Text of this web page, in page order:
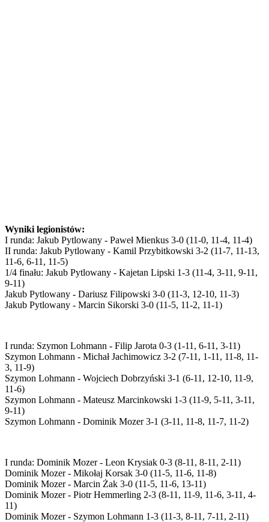
Wyniki legionistów:
I runda: Jakub Pytlowany - Paweł Mienkus 3-0 (11-0, 11-4, 11-4)
II runda: Jakub Pytlowany - Kamil Przybitkowski 3-2 (11-7, 11-13,
11-6, 6-11, 11-5)
1/4 finału: Jakub Pytlowany - Kajetan Lipski 1-3 (11-4, 3-11, 9-11,
9-11)
Jakub Pytlowany - Dariusz Filipowski 3-0 (11-3, 12-10, 11-3)
Jakub Pytlowany - Marcin Sikorski 3-0 (11-5, 11-2, 11-1)
I runda: Szymon Lohmann - Filip Jarota 0-3 (1-11, 6-11, 3-11)
Szymon Lohmann - Michał Jachimowicz 3-2 (7-11, 1-11, 11-8, 11-
3, 11-9)
Szymon Lohmann - Wojciech Dobrzyński 3-1 (6-11, 12-10, 11-9,
11-6)
Szymon Lohmann - Mateusz Marcinkowski 1-3 (11-9, 5-11, 3-11,
9-11)
Szymon Lohmann - Dominik Mozer 3-1 (3-11, 11-8, 11-7, 11-2)
I runda: Dominik Mozer - Leon Krysiak 0-3 (8-11, 8-11, 2-11)
Dominik Mozer - Mikołaj Korsak 3-0 (11-5, 11-6, 11-8)
Dominik Mozer - Marcin Żak 3-0 (11-5, 11-6, 13-11)
Dominik Mozer - Piotr Hemmerling 2-3 (8-11, 11-9, 11-6, 3-11, 4-
11)
Dominik Mozer - Szymon Lohmann 1-3 (11-3, 8-11, 7-11, 2-11)